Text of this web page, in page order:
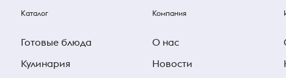
Каталог
Готовые блюда
Кулинария
Компания
О нас
Новости